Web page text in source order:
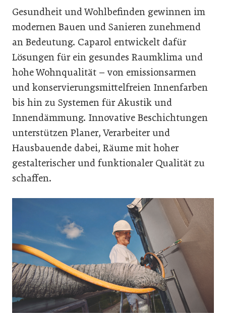
Gesundheit und Wohlbefinden gewinnen im
modernen Bauen und Sanieren zunehmend
an Bedeutung. Caparol entwickelt dafür
Lösungen für ein gesundes Raumklima und
hohe Wohnqualität – von emissionsarmen
und konservierungsmittelfreien Innenfarben
bis hin zu Systemen für Akustik und
Innendämmung. Innovative Beschichtungen
unterstützen Planer, Verarbeiter und
Hausbauende dabei, Räume mit hoher
gestalterischer und funktionaler Qualität zu
schaffen.